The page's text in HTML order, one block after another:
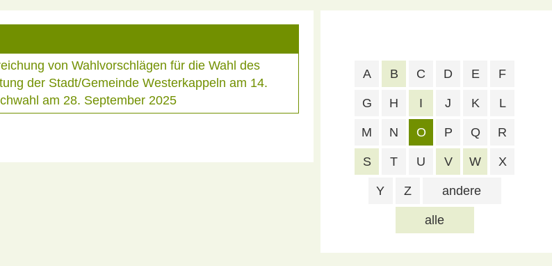
von Wahlvorschlägen für die Wahl des
der Stadt/Gemeinde Westerkappeln am 14.
am 28. September 2025
alle
A B C D E F
G H I J K L
M N O P Q R
S T U V W X
Y Z andere